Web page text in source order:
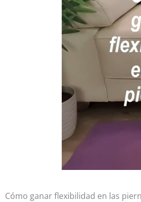
Cómo ganar flexibilidad en las